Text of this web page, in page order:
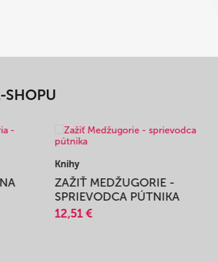
SHOPU
-
PÚTNIKA
KOMPLETNÁ
DON CAMILLO / 4